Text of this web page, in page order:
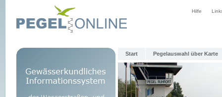
Hilfe
Start Pegelauswahl über Karte